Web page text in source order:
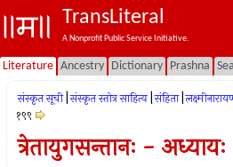
TransLiteral
A Nonprofit Public Service Initiative.
Literature Ancestry Dictionary Prashna
संस्कृत सूची संस्कृत स्तोत्र साहित्य संहिता
१९९
त्रेतायुगसन्तानः - अध्यायः